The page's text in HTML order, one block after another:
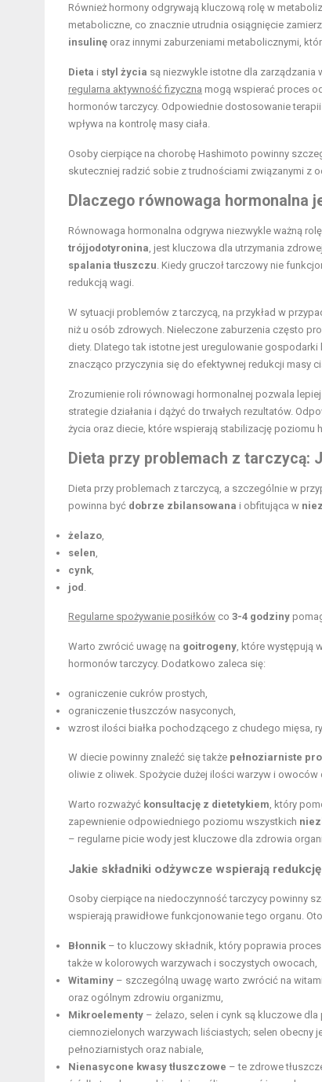
Również hormony odgrywają kluczową rolę w
metaboliczne, co znacznie utrudnia osiągnięcie
insulinę oraz innymi zaburzeniami metabolicznymi,
Dieta i styl życia są niezwykle istotne dla zarządzania
regularna aktywność fizyczna mogą wspierać proces
hormonów tarczycy. Odpowiednie dostosowanie
wpływa na kontrolę masy ciała.
Osoby cierpiące na chorobę Hashimoto powinny
skuteczniej radzić sobie z trudnościami związanymi z
Dlaczego równowaga hormonalna
Równowaga hormonalna odgrywa niezwykle ważną
trójjodotyronina , jest kluczowa dla utrzymania
spalania tłuszczu . Kiedy gruczoł tarczowy nie
redukcją wagi.
W sytuacji problemów z tarczycą, na przykład w
niż u osób zdrowych. Nieleczone zaburzenia często
diety. Dlatego tak istotne jest uregulowanie
znacząco przyczynia się do efektywnej redukcji masy
Zrozumienie roli równowagi hormonalnej pozwala
strategie działania i dążyć do trwałych rezultatów.
życia oraz diecie, które wspierają stabilizację poziomu
Dieta przy problemach z tarczycą:
Dieta przy problemach z tarczycą, a szczególnie w
powinna być dobrze zbilansowana i obfitująca w
żelazo
selen
cynk
jod
Regularne spożywanie posiłków co 3-4 godziny
Warto zwrócić uwagę na goitrogeny , które występują
hormonów tarczycy. Dodatkowo zaleca się:
ograniczenie cukrów prostych,
ograniczenie tłuszczów nasyconych,
wzrost ilości białka pochodzącego z chudego mięsa,
W diecie powinny znaleźć się także pełnoziarniste
oliwie z oliwek. Spożycie dużej ilości warzyw i
Warto rozważyć konsultację z dietetykiem , który
zapewnienie odpowiedniego poziomu wszystkich
– regularne picie wody jest kluczowe dla zdrowia
Jakie składniki odżywcze wspierają
Osoby cierpiące na niedoczynność tarczycy powinny
wspierają prawidłowe funkcjonowanie tego organu.
Błonnik – to kluczowy składnik, który poprawia
także w kolorowych warzywach i soczystych owocach,
Witaminy – szczególną uwagę warto zwrócić na
oraz ogólnym zdrowiu organizmu,
Mikroelementy – żelazo, selen i cynk są kluczowe
ciemnozielonych warzywach liściastych; selen obecny
pełnoziarnistych oraz nabiale,
Nienasycone kwasy tłuszczowe – te zdrowe